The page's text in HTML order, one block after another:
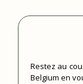
Restez au
Belgium en